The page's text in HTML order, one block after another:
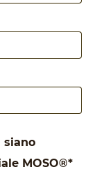
siano
MOSO®*